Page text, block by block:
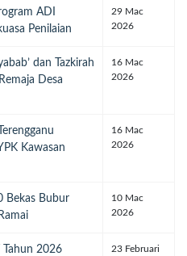
ADI
Penilaian
29 Mac
2026
dan Tazkirah
Desa
16 Mac
2026
Kawasan
16 Mac
2026
Bekas Bubur
10 Mac
2026
Tahun 2026
23 Februari